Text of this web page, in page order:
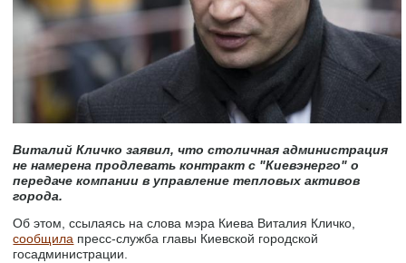
Виталий Кличко заявил, что столичная администрация
не намерена продлевать контракт с "Киевэнерго" о
передаче компании в управление тепловых активов
города.
Об этом, ссылаясь на слова мэра Киева Виталия Кличко,
сообщила пресс-служба главы Киевской городской
госадминистрации.